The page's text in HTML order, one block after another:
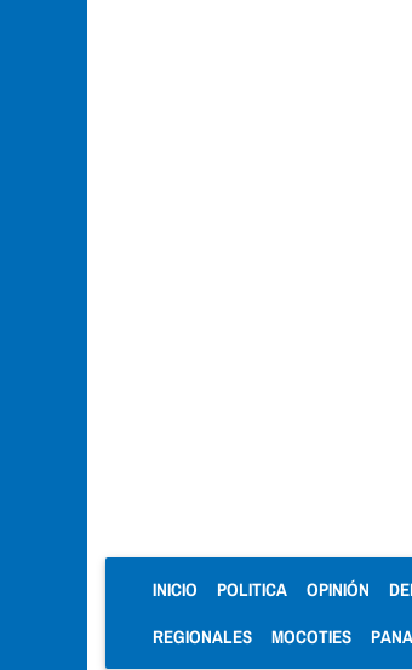
INICIO (CURRENT)
POLITICA OPINIÓN
REGIONALES MOCOTIES